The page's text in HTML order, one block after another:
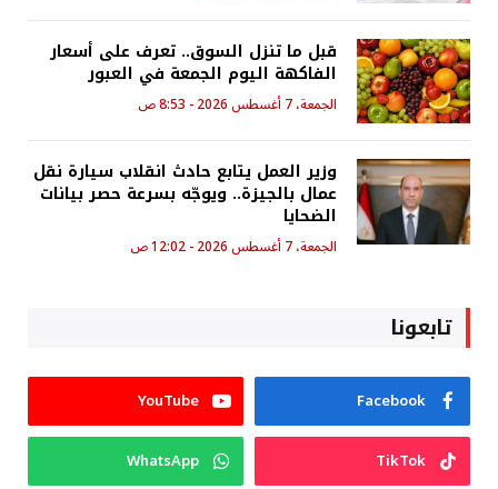
قبل ما تنزل السوق.. تعرف على أسعار
الفاكهة اليوم الجمعة في العبور
الجمعة، 7 أغسطس 2026 - 8:53 ص
وزير العمل يتابع حادث انقلاب سيارة نقل
عمال بالجيزة.. ويوجّه بسرعة حصر بيانات
الضحايا
الجمعة، 7 أغسطس 2026 - 12:02 ص
تابعونا
Facebook
YouTube
TikTok
WhatsApp